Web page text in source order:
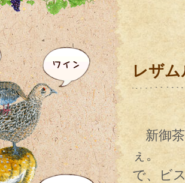
レザ
新御茶
ぇ。
で、ビ